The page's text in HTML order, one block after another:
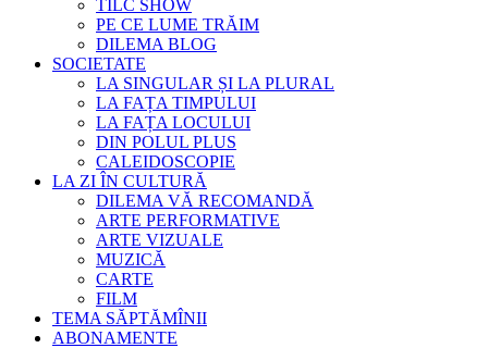
TÎLC SHOW
PE CE LUME TRĂIM
DILEMA BLOG
SOCIETATE
LA SINGULAR ȘI LA PLURAL
LA FAȚA TIMPULUI
LA FAȚA LOCULUI
DIN POLUL PLUS
CALEIDOSCOPIE
LA ZI ÎN CULTURĂ
DILEMA VĂ RECOMANDĂ
ARTE PERFORMATIVE
ARTE VIZUALE
MUZICĂ
CARTE
FILM
TEMA SĂPTĂMÎNII
ABONAMENTE